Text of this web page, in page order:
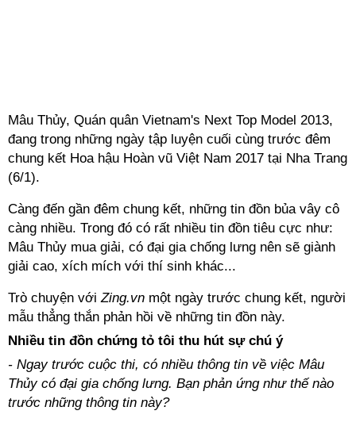
Mâu Thủy, Quán quân Vietnam's Next Top Model 2013,
đang trong những ngày tập luyện cuối cùng trước đêm
chung kết Hoa hậu Hoàn vũ Việt Nam 2017 tại Nha Trang
(6/1).
Càng đến gần đêm chung kết, những tin đồn bủa vây cô
càng nhiều. Trong đó có rất nhiều tin đồn tiêu cực như:
Mâu Thủy mua giải, có đại gia chống lưng nên sẽ giành
giải cao, xích mích với thí sinh khác...
Trò chuyện vớiZing.vn một ngày trước chung kết, người
mẫu thẳng thắn phản hồi về những tin đồn này.
Nhiều tin đồn chứng tỏ tôi thu hút sự chú ý
- Ngay trước cuộc thi, có nhiều thông tin về việc Mâu
Thủy có đại gia chống lưng. Bạn phản ứng như thế nào
trước những thông tin này?